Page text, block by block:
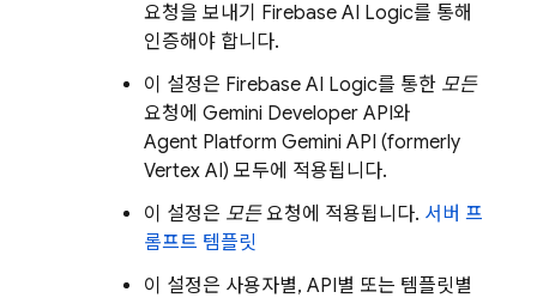
요청을 보내기 Firebase AI Logic를 통해
인증해야 합니다.
이 설정은 Firebase AI Logic를 통한 모든
요청에 Gemini Developer API와
Agent Platform Gemini API (formerly
Vertex AI) 모두에 적용됩니다.
이 설정은 모든요청에 적용됩니다. 서버 프
롬프트 템플릿
이 설정은 사용자별, API별 또는 템플릿별